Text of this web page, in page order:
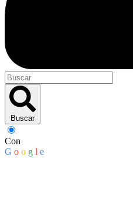
Buscar
Con
G o o g l e